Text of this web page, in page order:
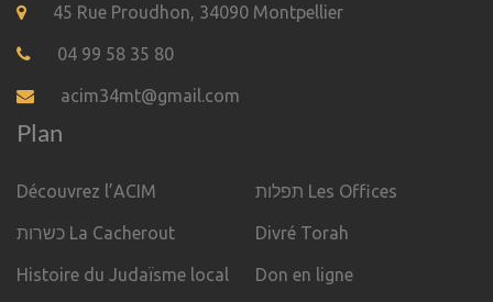
45 Rue Proudhon, 34090 Montpellier
04 99 58 35 80
acim34mt@gmail.com
Plan
Découvrez l’ACIM
כשרות La Cacherout
Histoire du Judaïsme local
תפלות Les Offices
Divré Torah
Don en ligne